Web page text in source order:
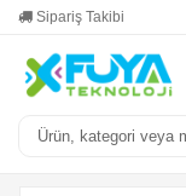
Sipariş Takibi